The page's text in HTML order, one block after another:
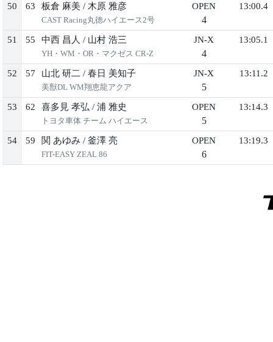
50 63 板倉 ⿇美 / ⽊原 雅彦
CAST Racing丸徳ハイエース2号
OPEN
4
13:00.4
51 55 中⻄ 昌⼈ / ⼭村 浩三
YH・WM・OR・マクゼス CR-Z
JN-X
4
13:05.1
52 57 ⼭北 研⼆ / 春⽇ 美知⼦
美獣DL WM翔恵⿓アクア
JN-X
5
13:11.2
53 62 喜多⾒ 孝弘 / 浦 雅史
トヨタ⾞体 チーム ハイエース
OPEN
5
13:14.3
54 59 関 あゆみ / 釜澤 亮
FIT-EASY ZEAL 86
OPEN
6
13:19.3